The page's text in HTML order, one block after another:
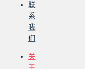
联
系
我
们
关